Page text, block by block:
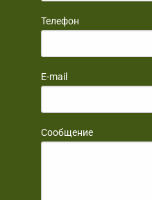
Телефон
E-mail
Сообщение